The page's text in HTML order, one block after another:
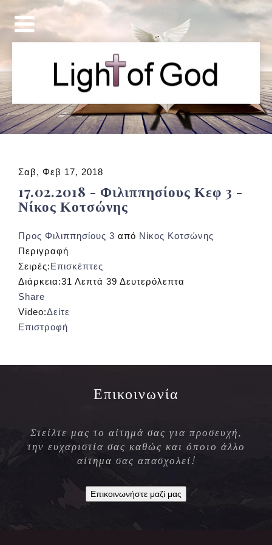
Σαβ, Φεβ 17, 2018
17.02.2018 - Φιλιππησίους Κεφ 3 -
Νίκος Κοτσώνης
Προς Φιλιππησίους 3 από Νίκος Κοτσώνης
Περιγραφή
Σειρές:Επισκέπτες
Διάρκεια:31 Λεπτά 39 Δευτερόλεπτα
Share
Video:Δείτε
Επιστροφή
Επικοινωνία
Στείλτε μας το αίτημά σας για προσευχή,
την ευχαριστία σας καθώς και όποιο άλλο
αίτημα σας απασχολεί!
Επικοινωνήστε μαζί μας